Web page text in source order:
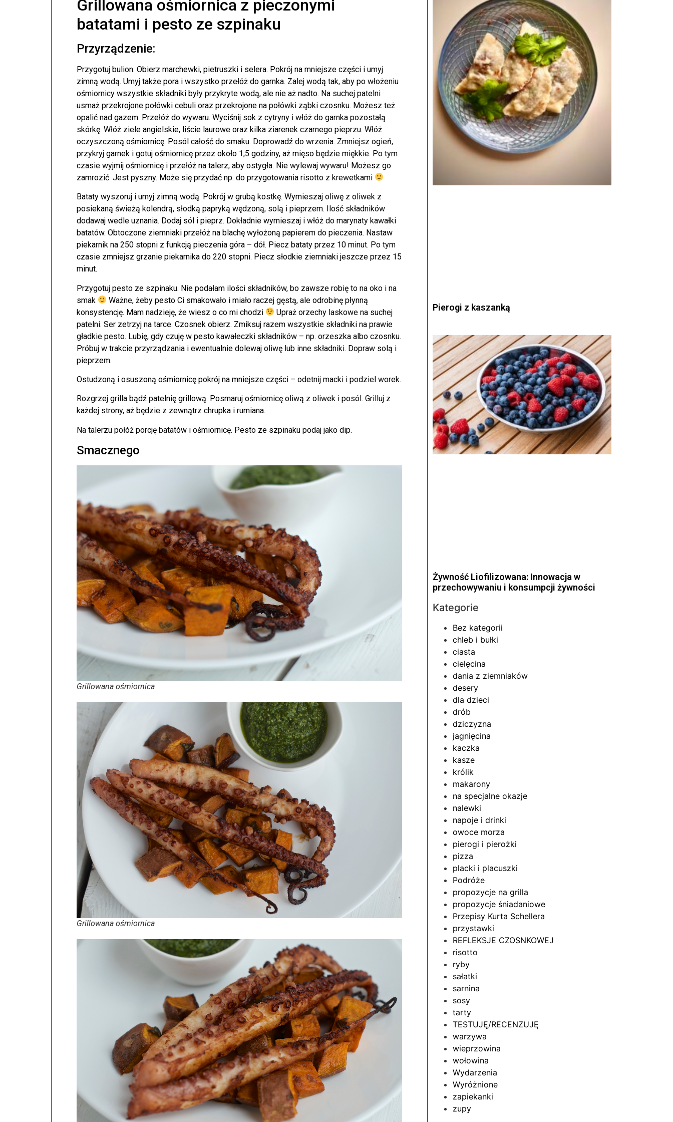
Grillowana ośmiornica z pieczonymi
batatami i pesto ze szpinaku
Przyrządzenie:
Przygotuj bulion. Obierz marchewki, pietruszki i selera. Pokrój na mniejsze części i umyj
zimną wodą. Umyj także pora i wszystko przełóż do garnka. Zalej wodą tak, aby po włożeniu
ośmiornicy wszystkie składniki były przykryte wodą, ale nie aż nadto. Na suchej patelni
usmaż przekrojone połówki cebuli oraz przekrojone na połówki ząbki czosnku. Możesz też
opalić nad gazem. Przełóż do wywaru. Wyciśnij sok z cytryny i włóż do garnka pozostałą
skórkę. Włóż ziele angielskie, liście laurowe oraz kilka ziarenek czarnego pieprzu. Włóż
oczyszczoną ośmiornicę. Posól całość do smaku. Doprowadź do wrzenia. Zmniejsz ogień,
przykryj garnek i gotuj ośmiornicę przez około 1,5 godziny, aż mięso będzie miękkie. Po tym
czasie wyjmij ośmiornicę i przełóż na talerz, aby ostygła. Nie wylewaj wywaru! Możesz go
zamrozić. Jest pyszny. Może się przydać np. do przygotowania risotto z krewetkami
Bataty wyszoruj i umyj zimną wodą. Pokrój w grubą kostkę. Wymieszaj oliwę z oliwek z
posiekaną świeżą kolendrą, słodką papryką wędzoną, solą i pieprzem. Ilość składników
dodawaj wedle uznania. Dodaj sól i pieprz. Dokładnie wymieszaj i włóż do marynaty kawałki
batatów. Obtoczone ziemniaki przełóż na blachę wyłożoną papierem do pieczenia. Nastaw
piekarnik na 250 stopni z funkcją pieczenia góra – dół. Piecz bataty przez 10 minut. Po tym
czasie zmniejsz grzanie piekarnika do 220 stopni. Piecz słodkie ziemniaki jeszcze przez 15
minut.
Przygotuj pesto ze szpinaku. Nie podałam ilości składników, bo zawsze robię to na oko i na
smak
Ważne, żeby pesto Ci smakowało i miało raczej gęstą, ale odrobinę płynną
konsystencję. Mam nadzieję, że wiesz o co mi chodzi
Upraż orzechy laskowe na suchej
patelni. Ser zetrzyj na tarce. Czosnek obierz. Zmiksuj razem wszystkie składniki na prawie
gładkie pesto. Lubię, gdy czuję w pesto kawałeczki składników – np. orzeszka albo czosnku.
Próbuj w trakcie przyrządzania i ewentualnie dolewaj oliwę lub inne składniki. Dopraw solą i
pieprzem.
Ostudzoną i osuszoną ośmiornicę pokrój na mniejsze części – odetnij macki i podziel worek.
Rozgrzej grilla bądź patelnię grillową. Posmaruj ośmiornicę oliwą z oliwek i posól. Grilluj z
każdej strony, aż będzie z zewnątrz chrupka i rumiana.
Na talerzu połóż porcję batatów i ośmiornicę. Pesto ze szpinaku podaj jako dip.
Smacznego
Grillowana ośmiornica
Grillowana ośmiornica
Pierogi z kaszanką
Żywność Liofilizowana: Innowacja w
przechowywaniu i konsumpcji żywności
Kategorie
Bez kategorii
chleb i bułki
ciasta
cielęcina
dania z ziemniaków
desery
dla dzieci
drób
dziczyzna
jagnięcina
kaczka
kasze
królik
makarony
na specjalne okazje
nalewki
napoje i drinki
owoce morza
pierogi i pierożki
pizza
placki i placuszki
Podróże
propozycje na grilla
propozycje śniadaniowe
Przepisy Kurta Schellera
przystawki
REFLEKSJE CZOSNKOWEJ
risotto
ryby
sałatki
sarnina
sosy
tarty
TESTUJĘ/RECENZUJĘ
warzywa
wieprzowina
wołowina
Wydarzenia
Wyróżnione
zapiekanki
zupy